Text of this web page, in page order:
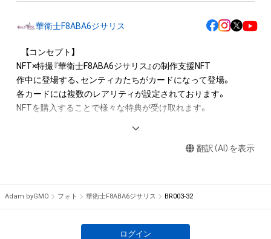
アイテムに関する注意事項
ロゴ等を含みますがこれらに限られません。)にかかる知的財産
権(著作権、特許権、実用新案権、商標権、意匠権その他の知的財
産権(それらの権利を取得し、又はそれらの権利につき登録等を
出願する権利を含みます。)を意味します。)は、本アイテムの著
作権を有する方、著作隣接権の権利者またはその管理委託を受
を保有していたとしても、本アイテムに関する創作物にかかる
権を侵害するおそれのある行為(改変、公開、配布、逆コンパイ
せん。)を行うことはできません。
華衛士F8ABA6ジサリス
【コンセプト】
NFT×特撮『華衛士F8ABA6ジサリス』の制作支援NFT
作中に登場する、センティカたちがカードになって登場。
各カードには複数のレアリティが設定されております。
NFTを購入することで様々な特典が受け取れます。
そんなアユカを追って必ず現れる謎の男・ジサリス。
翻訳（AI）を表示
Adam byGMO フォト 華衛士F8ABA6ジサリス BR003-32
ログイン